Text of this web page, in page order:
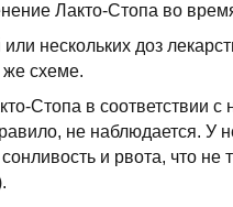
Лакто-Стопа во
нескольких доз
же схеме.
Стопа в соответствии
не наблюдается.
и рвота, что